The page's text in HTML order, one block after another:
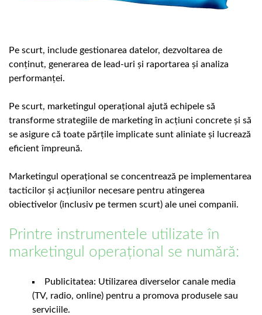
Pe scurt, include gestionarea datelor, dezvoltarea de
conținut, generarea de lead-uri și raportarea și analiza
performanței.
Pe scurt, marketingul operațional ajută echipele să
transforme strategiile de marketing în acțiuni concrete și să
se asigure că toate părțile implicate sunt aliniate și lucrează
eficient împreună.
Marketingul operațional se concentrează pe implementarea
tacticilor și acțiunilor necesare pentru atingerea
obiectivelor (inclusiv pe termen scurt) ale unei companii.
Printre instrumentele utilizate în
marketingul operațional se numără:
Publicitatea: Utilizarea diverselor canale media
(TV, radio, online) pentru a promova produsele sau
serviciile.